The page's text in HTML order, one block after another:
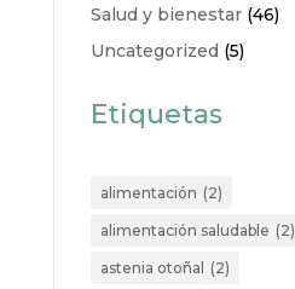
Salud y bienestar (46)
Uncategorized (5)
Etiquetas
alimentación (2)
alimentación saludable (2)
astenia otoñal (2)